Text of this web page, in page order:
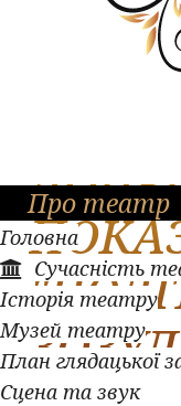
Про театр
Головна
Сучасність
Історія театру
Музей театру
План глядацької
Сцена та звук
ЗМІ